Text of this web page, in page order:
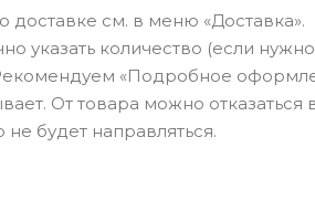
см. в меню «Доставка».
указать количество (если
«Подробное
От товара можно
будет направляться.